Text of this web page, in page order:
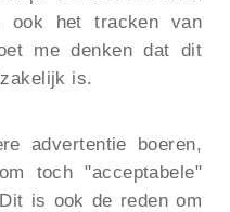
ook het tracken van
me denken dat dit
is.
advertentie boeren,
toch "acceptabele"
is ook de reden om